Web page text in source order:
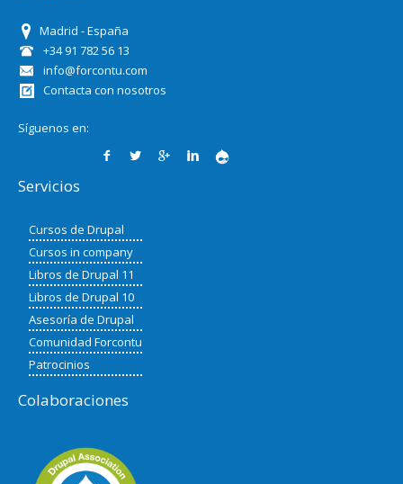
Madrid - España
+34 91 782 56 13
info@forcontu.com
Contacta con nosotros
Síguenos en:
Servicios
Cursos de Drupal
Cursos in company
Libros de Drupal 11
Libros de Drupal 10
Asesoría de Drupal
Comunidad Forcontu
Patrocinios
Colaboraciones